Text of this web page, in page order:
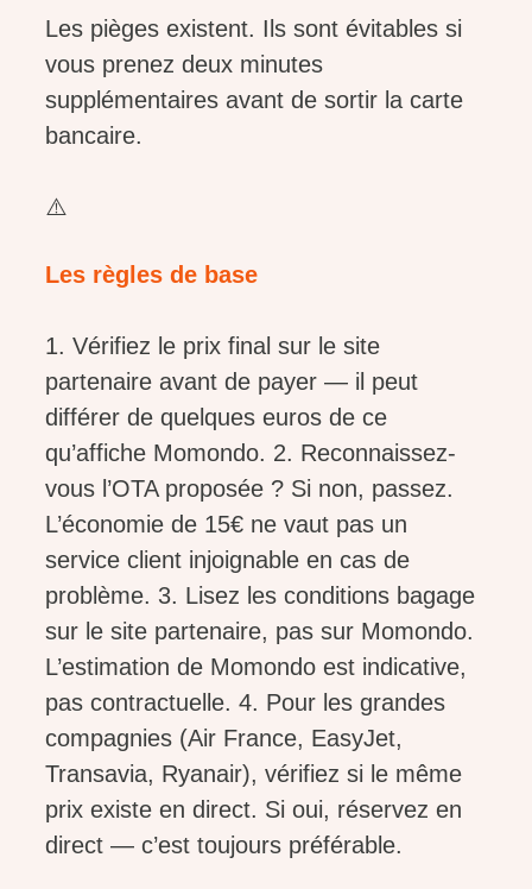
Les pièges existent. Ils sont évitables si
vous prenez deux minutes
supplémentaires avant de sortir la carte
bancaire.
⚠️
Les règles de base
1. Vérifiez le prix final sur le site
partenaire avant de payer — il peut
différer de quelques euros de ce
qu’affiche Momondo. 2. Reconnaissez-
vous l’OTA proposée ? Si non, passez.
L’économie de 15€ ne vaut pas un
service client injoignable en cas de
problème. 3. Lisez les conditions bagage
sur le site partenaire, pas sur Momondo.
L’estimation de Momondo est indicative,
pas contractuelle. 4. Pour les grandes
compagnies (Air France, EasyJet,
Transavia, Ryanair), vérifiez si le même
prix existe en direct. Si oui, réservez en
direct — c’est toujours préférable.